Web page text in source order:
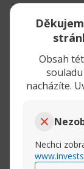
Obsah
nacházíte.
Nechci
Filtr
Breakaway
Bohužel